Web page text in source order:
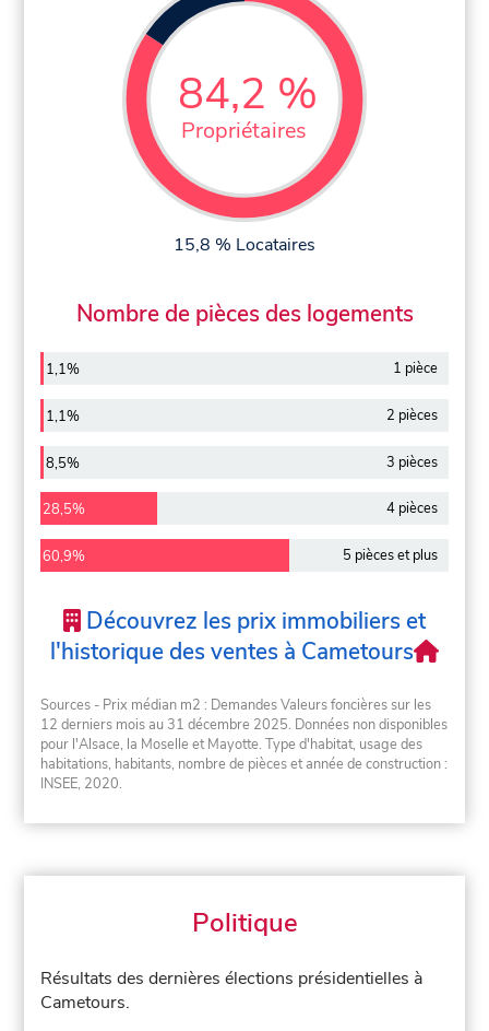
84,2 %
Propriétaires
15,8 % Locataires
Nombre de pièces des logements
1,1% 1 pièce
1,1% 2 pièces
8,5% 3 pièces
28,5% 4 pièces
60,9% 5 pièces et plus
Découvrez les prix immobiliers et
l'historique des ventes à Cametours
Sources - Prix médian m2 : Demandes Valeurs foncières sur les
12 derniers mois au 31 décembre 2025. Données non disponibles
pour l'Alsace, la Moselle et Mayotte. Type d'habitat, usage des
habitations, habitants, nombre de pièces et année de construction :
INSEE, 2020.
Politique
Résultats des dernières élections présidentielles à
Cametours.